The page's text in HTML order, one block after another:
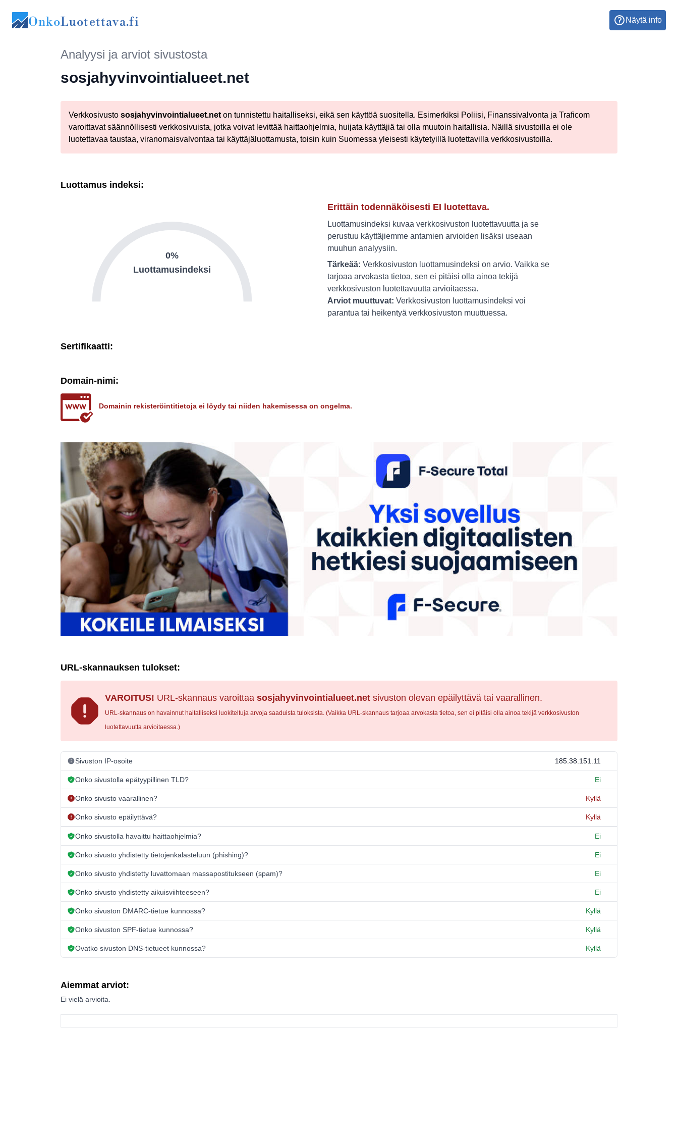
OnkoLuotettava.fi Näytä info
Analyysi ja arviot sivustosta
sosjahyvinvointialueet.net
Verkkosivusto sosjahyvinvointialueet.net on tunnistettu haitalliseksi, eikä sen käyttöä suositella. Esimerkiksi Poliisi, Finanssivalvonta ja Traficom
varoittavat säännöllisesti verkkosivuista, jotka voivat levittää haittaohjelmia, huijata käyttäjiä tai olla muutoin haitallisia. Näillä sivustoilla ei ole
luotettavaa taustaa, viranomaisvalvontaa tai käyttäjäluottamusta, toisin kuin Suomessa yleisesti käytetyillä luotettavilla verkkosivustoilla.
Luottamus indeksi:
0%
Luottamusindeksi
Erittäin todennäköisesti EI luotettava.
Luottamusindeksi kuvaa verkkosivuston luotettavuutta ja se
perustuu käyttäjiemme antamien arvioiden lisäksi useaan
muuhun analyysiin.
Tärkeää: Verkkosivuston luottamusindeksi on arvio. Vaikka se
tarjoaa arvokasta tietoa, sen ei pitäisi olla ainoa tekijä
verkkosivuston luotettavuutta arvioitaessa.
Arviot muuttuvat: Verkkosivuston luottamusindeksi voi
parantua tai heikentyä verkkosivuston muuttuessa.
Sertifikaatti:
Domain-nimi:
Domainin rekisteröintitietoja ei löydy tai niiden hakemisessa on ongelma.
URL-skannauksen tulokset:
VAROITUS! URL-skannaus varoittaa sosjahyvinvointialueet.net sivuston olevan epäilyttävä tai vaarallinen.
URL-skannaus on havainnut haitalliseksi luokiteltuja arvoja saaduista tuloksista. (Vaikka URL-skannaus tarjoaa arvokasta tietoa, sen ei pitäisi olla ainoa tekijä verkkosivuston
luotettavuutta arvioitaessa.)
Sivuston IP-osoite 185.38.151.11
Onko sivustolla epätyypillinen TLD? Ei
Onko sivusto vaarallinen? Kyllä
Onko sivusto epäilyttävä? Kyllä
Onko sivustolla havaittu haittaohjelmia? Ei
Onko sivusto yhdistetty tietojenkalasteluun (phishing)? Ei
Onko sivusto yhdistetty luvattomaan massapostitukseen (spam)? Ei
Onko sivusto yhdistetty aikuisviihteeseen? Ei
Onko sivuston DMARC-tietue kunnossa? Kyllä
Onko sivuston SPF-tietue kunnossa? Kyllä
Ovatko sivuston DNS-tietueet kunnossa? Kyllä
Aiemmat arviot:
Ei vielä arvioita.